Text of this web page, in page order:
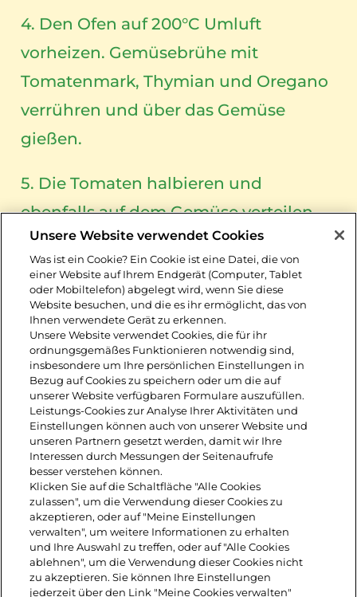
4. Den Ofen auf 200°C Umluft
vorheizen. Gemüsebrühe mit
Tomatenmark, Thymian und Oregano
verrühren und über das Gemüse
gießen.
5. Die Tomaten halbieren und
ebenfalls auf dem Gemüse verteilen.
Den Knoblauch fein reiben oder
pressen. Petersilienblätter fein hacken
und zusammen mit 2 EL Olivenöl,
dem Knoblauch und dem Paniermehl
oder Semmelbröseln in einer Schüssel
vermischen und gleichmäßig über
den Auflauf streuen.
6. Das Ganze schließlich für 30
Minuten im Ofen backen. Nach 30
Minuten den Grill einschalten und für
weitere 5 Minuten rösten.
Unsere Website verwendet Cookies
Was ist ein Cookie? Ein Cookie ist eine Datei, die von
einer Website auf Ihrem Endgerät (Computer, Tablet
oder Mobiltelefon) abgelegt wird, wenn Sie diese
Website besuchen, und die es ihr ermöglicht, das von
Ihnen verwendete Gerät zu erkennen.
Unsere Website verwendet Cookies, die für ihr
ordnungsgemäßes Funktionieren notwendig sind,
insbesondere um Ihre persönlichen Einstellungen in
Bezug auf Cookies zu speichern oder um die auf
unserer Website verfügbaren Formulare auszufüllen.
Leistungs-Cookies zur Analyse Ihrer Aktivitäten und
Einstellungen können auch von unserer Website und
unseren Partnern gesetzt werden, damit wir Ihre
Interessen durch Messungen der Seitenaufrufe
besser verstehen können.
Klicken Sie auf die Schaltfläche "Alle Cookies
zulassen", um die Verwendung dieser Cookies zu
akzeptieren, oder auf "Meine Einstellungen
verwalten", um weitere Informationen zu erhalten
und Ihre Auswahl zu treffen, oder auf "Alle Cookies
ablehnen", um die Verwendung dieser Cookies nicht
zu akzeptieren. Sie können Ihre Einstellungen
jederzeit über den Link "Meine Cookies verwalten"